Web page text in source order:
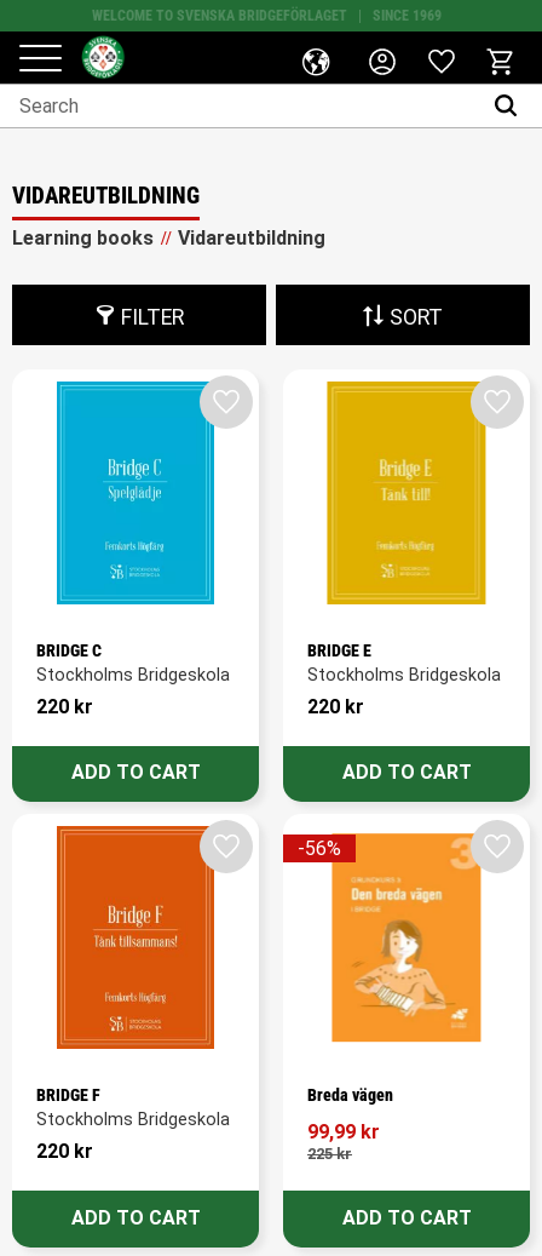
Menu
PAY SECURELY WITH SWISH
Favorites
Basket
VIDAREUTBILDNING
Learning books Vidareutbildning
FILTER SORT
BRIDGE C
Stockholms Bridgeskola
220 kr
Add to favorites
BRIDGE E
Stockholms Bridgeskola
220 kr
Add
BRIDGE F
Stockholms Bridgeskola
220 kr
Add to favorites
Breda vägen
99,99 kr
225kr
56%
Add